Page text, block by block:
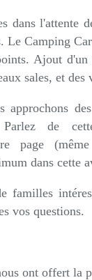
dans l'attente
Le Camping
Ajout d'un
sales, et des
approchons
de
page
dans cette
familles
vos questions.
ont offert la